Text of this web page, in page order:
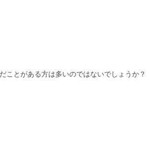
ことがある方は多いのではないでしょうか？